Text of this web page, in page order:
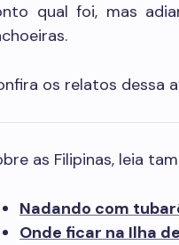
qual foi, mas
os relatos dessa
as Filipinas, leia
Nadando com
Onde ficar na Ilha